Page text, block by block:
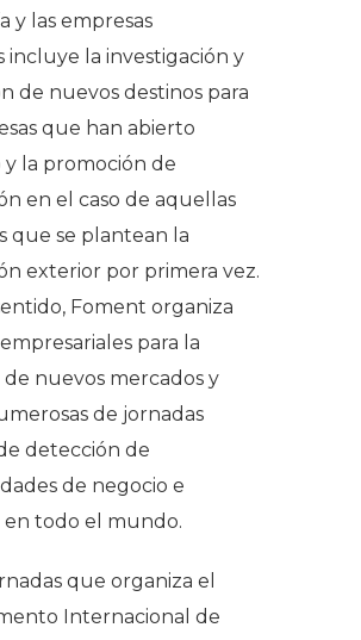
y las empresas
incluye la investigación y
de nuevos destinos para
que han abierto
y la promoción de
en el caso de aquellas
que se plantean la
exterior por primera vez.
Foment organiza
para la
nuevos mercados y
de jornadas
detección de
de negocio e
en todo el mundo.
que organiza el
Internacional de